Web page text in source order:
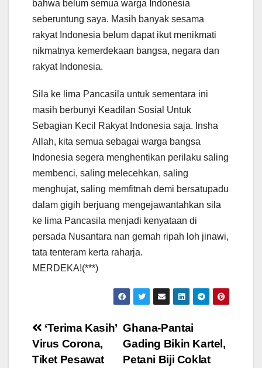
bahwa belum semua warga Indonesia
seberuntung saya. Masih banyak sesama
rakyat Indonesia belum dapat ikut menikmati
nikmatnya kemerdekaan bangsa, negara dan
rakyat Indonesia.
Sila ke lima Pancasila untuk sementara ini
masih berbunyi Keadilan Sosial Untuk
Sebagian Kecil Rakyat Indonesia saja. Insha
Allah, kita semua sebagai warga bangsa
Indonesia segera menghentikan perilaku saling
membenci, saling melecehkan, saling
menghujat, saling memfitnah demi bersatupadu
dalam gigih berjuang mengejawantahkan sila
ke lima Pancasila menjadi kenyataan di
persada Nusantara nan gemah ripah loh jinawi,
tata tenteram kerta raharja.
MERDEKA!(***)
Post
navigation
Ghana-Pantai
Gading Bikin Kartel,
Petani Biji Coklat
‘Terima Kasih’
Virus Corona,
Tiket Pesawat